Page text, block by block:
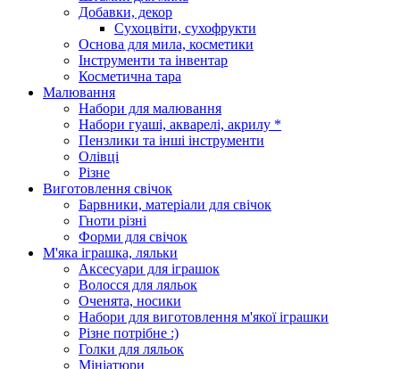
Добавки, декор
Сухоцвіти, сухофрукти
Основа для мила, косметики
Інструменти та інвентар
Косметична тара
Малювання
Набори для малювання
Набори гуаші, акварелі, акрилу *
Пензлики та інші інструменти
Олівці
Різне
Виготовлення свічок
Барвники, матеріали для свічок
Гноти різні
Форми для свічок
М'яка іграшка, ляльки
Аксесуари для іграшок
Волосся для ляльок
Оченята, носики
Набори для виготовлення м'якої іграшки
Різне потрібне :)
Голки для ляльок
Мініатюри